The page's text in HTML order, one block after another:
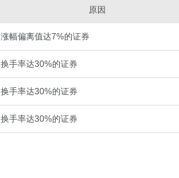
原因
涨幅偏离值达7%的证券
换手率达30%的证券
换手率达30%的证券
换手率达30%的证券